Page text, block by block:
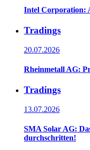
Intel Corporation:
Tradings
20.07.2026
Rheinmetall AG:
Tradings
13.07.2026
SMA Solar AG:
durchschritten!